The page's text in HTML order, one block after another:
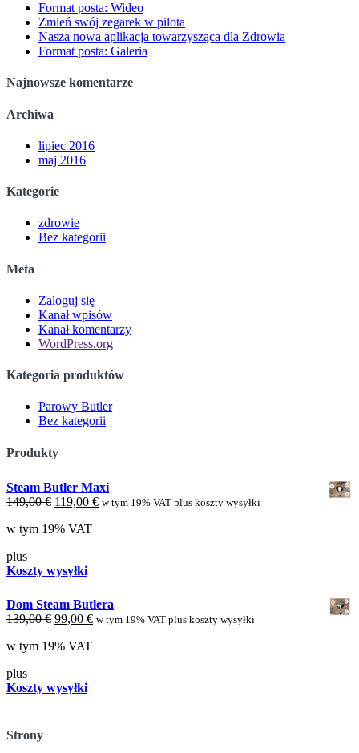
Format posta: Wideo
Zmień swój zegarek w pilota
Nasza nowa aplikacja towarzysząca dla Zdrowia
Format posta: Galeria
Najnowsze komentarze
Archiwa
lipiec 2016
maj 2016
Kategorie
zdrowie
Bez kategorii
Meta
Zaloguj się
Kanał wpisów
Kanał komentarzy
WordPress.org
Kategoria produktów
Parowy Butler
Bez kategorii
Produkty
Steam Butler Maxi
149,00€ Cena
wynosiła:
119,00 €Aktualna
w tym 19% VAT plus koszty wysyłki
w tym 19% VAT
plus
Koszty wysyłki
Dom Steam Butlera
139,00€ Cena
wynosiła:
99,00 €Aktualna
w tym 19% VAT plus koszty wysyłki
w tym 19% VAT
plus
Koszty wysyłki
Strony